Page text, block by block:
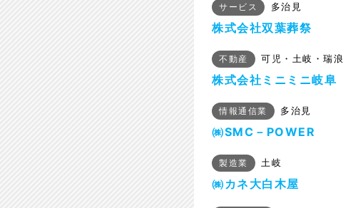
サービス 多治見
株式会社双葉葬祭
不動産 可児・土岐・瑞浪
株式会社ミニミニ岐阜
情報通信業 多治見
㈱SMC－POWER
製造業 土岐
㈱カネ大白木屋